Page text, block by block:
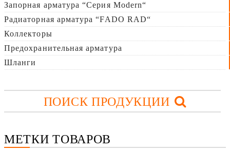
Запорная арматура “Серия Modern“
Радиаторная арматура “FADO RAD“
Коллекторы
Предохранительная арматура
Шланги
ПОИСК ПРОДУКЦИИ
МЕТКИ ТОВАРОВ